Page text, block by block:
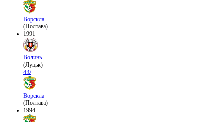
Ворскла
(Полтава)
1991
Волинь
(Луцьк)
4:0
Ворскла
(Полтава)
1994